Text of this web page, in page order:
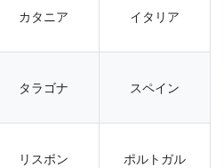
カタニア
イタリア
タラゴナ
スペイン
リスボン
ポルトガル